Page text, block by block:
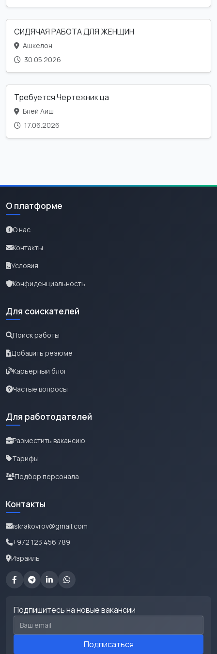
СИДЯЧАЯ РАБОТА ДЛЯ ЖЕНЩИН
Ашкелон
30.05.2026
Требуется Чертежник ца
Бней Аиш
17.06.2026
О платформе
О нас
Контакты
Условия
Конфиденциальность
Для соискателей
Поиск работы
Добавить резюме
Карьерный блог
Частые вопросы
Для работодателей
Разместить вакансию
Тарифы
Подбор персонала
Контакты
iskrakovrov@gmail.com
+972 123 456 789
Израиль
Подпишитесь на новые вакансии
Email для подписки
Подписаться